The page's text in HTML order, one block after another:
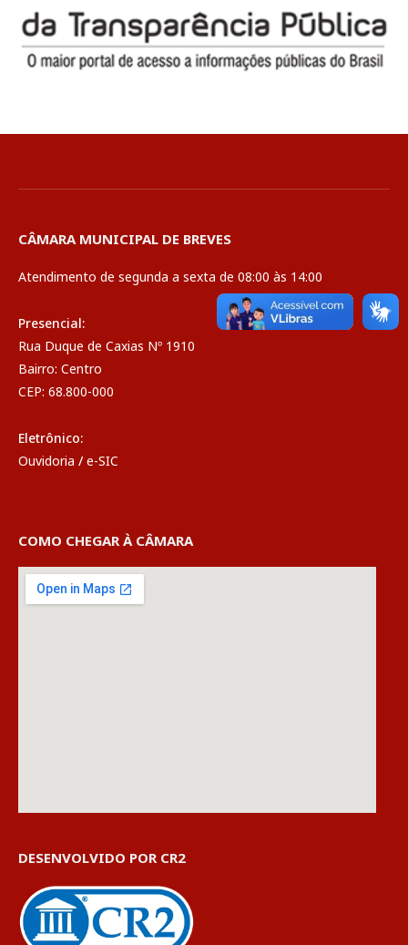
CÂMARA MUNICIPAL DE BREVES
Atendimento de segunda a sexta de 08:00 às 14:00
Presencial:
Rua Duque de Caxias Nº 1910
Bairro: Centro
CEP: 68.800-000
Eletrônico:
Ouvidoria / e-SIC
COMO CHEGAR À CÂMARA
DESENVOLVIDO POR CR2